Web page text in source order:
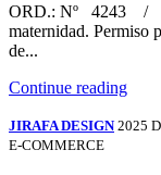
ORD.: Nº 4243
maternidad. Permiso
de...
Continue reading
JIRAFA DESIGN 2025
E-COMMERCE